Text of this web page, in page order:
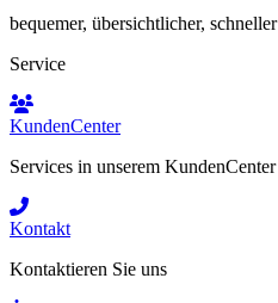
bequemer, übersichtlicher, schneller
Service
KundenCenter
Services in unserem KundenCenter
Kontakt
Kontaktieren Sie uns